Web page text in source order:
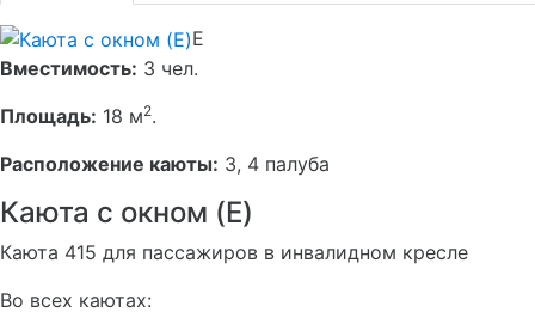
E
Вместимость: 3 чел.
Площадь: 18 м2.
Расположение каюты: 3, 4 палуба
Каюта с окном (E)
Каюта 415 для пассажиров в инвалидном кресле
Во всех каютах: